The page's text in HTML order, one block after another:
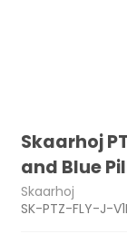
Skaarhoj
and Blue
Skaarhoj
SK-PTZ-FLY-J-